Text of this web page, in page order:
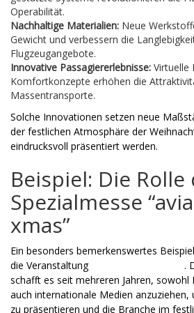
Operabilität.
Nachhaltige Materialien: Neue
Gewicht und verbessern die
Flugzeugangebote.
Innovative Passagiererlebnisse: Virtuelle
Komfortkonzepte erhöhen die
Massentransporte.
Solche Innovationen setzen neue
der festlichen Atmosphäre der
eindrucksvoll präsentiert werden.
Beispiel: Die Rolle
Spezialmesse
xmas”
Ein besonders bemerkenswertes
die Veranstaltung
.
schafft es seit mehreren Jahren, sowohl
auch internationale Medien anzuziehen,
zu präsentieren und die Branche im